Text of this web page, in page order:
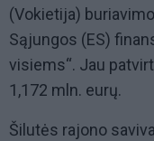
(Vokietija)
Sąjungos (ES)
visiems“. Jau
1,172 mln. eurų.
Šilutės rajono